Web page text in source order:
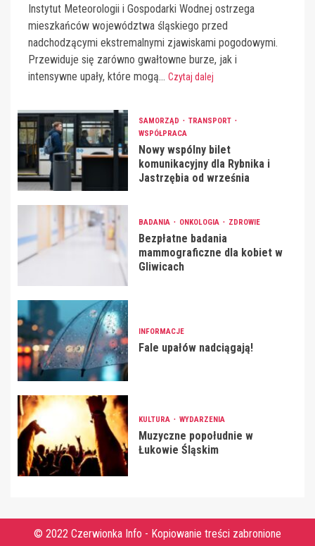
Instytut Meteorologii i Gospodarki Wodnej ostrzega
mieszkańców województwa śląskiego przed
nadchodzącymi ekstremalnymi zjawiskami pogodowymi.
Przewiduje się zarówno gwałtowne burze, jak i
intensywne upały, które mogą... Czytaj dalej
SAMORZĄD
TRANSPORT
WSPÓŁPRACA
Nowy wspólny bilet
komunikacyjny dla Rybnika i
Jastrzębia od września
BADANIA ONKOLOGIA ZDROWIE
Bezpłatne badania
mammograficzne dla kobiet w
Gliwicach
INFORMACJE
Fale upałów nadciągają!
KULTURA WYDARZENIA
Muzyczne popołudnie w
Łukowie Śląskim
© 2022 Czerwionka Info - Kopiowanie treści zabronione